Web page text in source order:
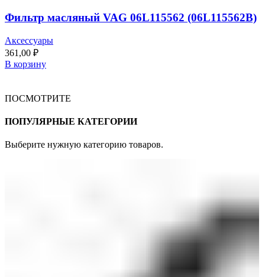
Фильтр масляный VAG 06L115562 (06L115562B)
Аксессуары
361,00 ₽
В корзину
ПОСМОТРИТЕ
ПОПУЛЯРНЫЕ КАТЕГОРИИ
Выберите нужную категорию товаров.